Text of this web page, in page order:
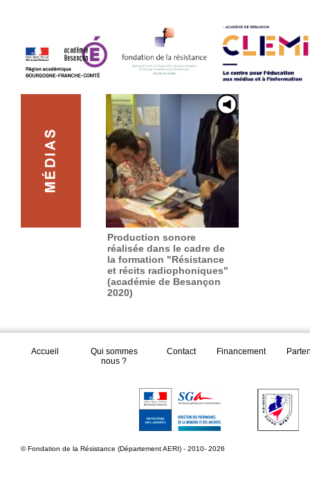
Production sonore
réalisée dans le cadre de
la formation "Résistance
et récits radiophoniques"
(académie de Besançon
2020)
Accueil
Qui sommes
nous ?
Contact Financement
© Fondation de la Résistance (Département AERI) - 2010- 2026